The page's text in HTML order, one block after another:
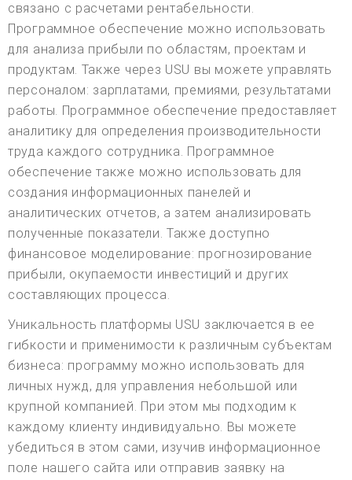
связано с расчетами рентабельности.
Программное обеспечение можно использовать
для анализа прибыли по областям, проектам и
продуктам. Также через USU вы можете управлять
персоналом: зарплатами, премиями, результатами
работы. Программное обеспечение предоставляет
аналитику для определения производительности
труда каждого сотрудника. Программное
обеспечение также можно использовать для
создания информационных панелей и
аналитических отчетов, а затем анализировать
полученные показатели. Также доступно
финансовое моделирование: прогнозирование
прибыли, окупаемости инвестиций и других
составляющих процесса.
Уникальность платформы USU заключается в ее
гибкости и применимости к различным субъектам
бизнеса: программу можно использовать для
личных нужд, для управления небольшой или
крупной компанией. При этом мы подходим к
каждому клиенту индивидуально. Вы можете
убедиться в этом сами, изучив информационное
поле нашего сайта или отправив заявку на